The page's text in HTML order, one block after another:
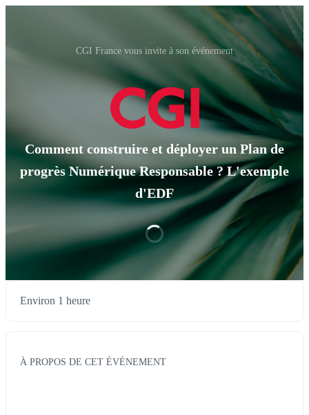
CGI France vous invite à son événement
Comment construire et déployer un Plan de
progrès Numérique Responsable ? L'exemple
d'EDF
Environ 1 heure
À PROPOS DE CET ÉVÉNEMENT